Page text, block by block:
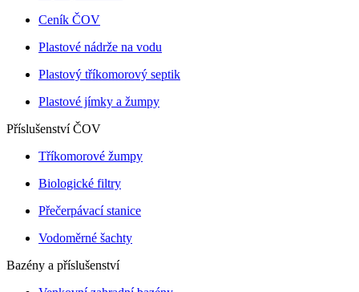
Ceník ČOV
Plastové nádrže na vodu
Plastový tříkomorový septik
Plastové jímky a žumpy
Příslušenství ČOV
Tříkomorové žumpy
Biologické filtry
Přečerpávací stanice
Vodoměrné šachty
Bazény a příslušenství